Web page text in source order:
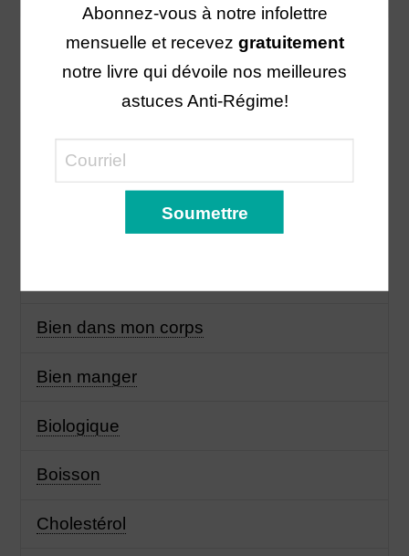
Catégories
Appétit
Bien dans mon corps
Bien manger
Biologique
Boisson
Cholestérol
Abonnez-vous à notre infolettre
mensuelle et recevez gratuitement
notre livre qui dévoile nos meilleures
astuces Anti-Régime!